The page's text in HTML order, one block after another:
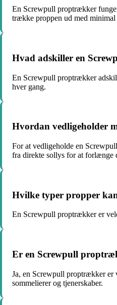
En Screwpull proptrækker
trække proppen ud med minimal
Hvad adskiller en
En Screwpull proptrækker
hver gang.
Hvordan vedligeholder
For at vedligeholde en
fra direkte sollys for at forlænge
Hvilke typer propper
En Screwpull proptrækker er
Er en Screwpull
Ja, en Screwpull proptrækker er
sommelierer og tjenerskaber.